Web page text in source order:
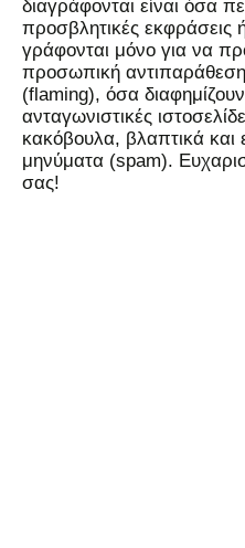
διαγράφονται είναι όσα
προσβλητικές
γράφονται μόνο για να
προσωπική
(flaming), όσα
ανταγωνιστικές
κακόβουλα, βλαπτικά
μηνύματα (spam).
σας!